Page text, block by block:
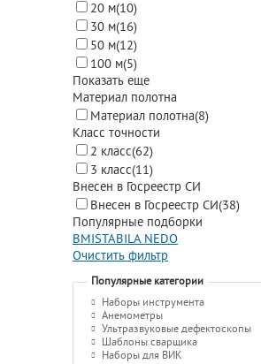
20 м(10)
30 м(16)
50 м(12)
100 м(5)
Показать еще
Материал полотна
Материал полотна(8)
Класс точности
2 класс(62)
3 класс(11)
Внесен в Госреестр СИ
Внесен в Госреестр СИ(38)
Популярные подборки
BMISTABILA NEDO
Очистить фильтр
Популярные категории
Наборы инструмента
Анемометры
Ультразвуковые дефектоскопы
Шаблоны сварщика
Наборы для ВИК